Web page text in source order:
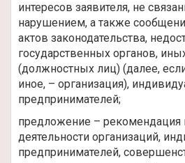
интересов заявителя, не
нарушением, а также
актов законодательства,
государственных органов,
(должностных лиц) (далее,
иное, – организация),
предпринимателей;
предложение –
деятельности организаций,
предпринимателей,